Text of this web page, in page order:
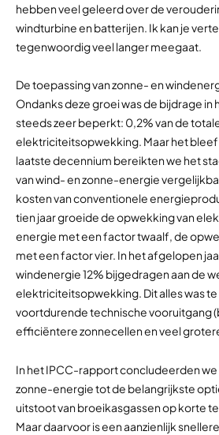
hebben veel geleerd over de
windturbine en batterijen. Ik kan je
tegenwoordig veel langer meegaat.
De toepassing van zonne- en
Ondanks deze groei was de bijdrage in
steeds zeer beperkt: 0,2% van de
elektriciteitsopwekking. Maar het bleef
laatste decennium bereikten we het
van wind- en zonne-energie
kosten van conventionele
tien jaar groeide de opwekking van
energie met een factor twaalf, de
met een factor vier. In het afgelopen
windenergie 12% bijgedragen aan de
elektriciteitsopwekking. Dit alles was te
voortdurende technische vooruitgang
efficiëntere zonnecellen en veel
In het IPCC-rapport concludeerden
zonne-energie tot de belangrijkste
uitstoot van broeikasgassen op korte
Maar daarvoor is een aanzienlijk